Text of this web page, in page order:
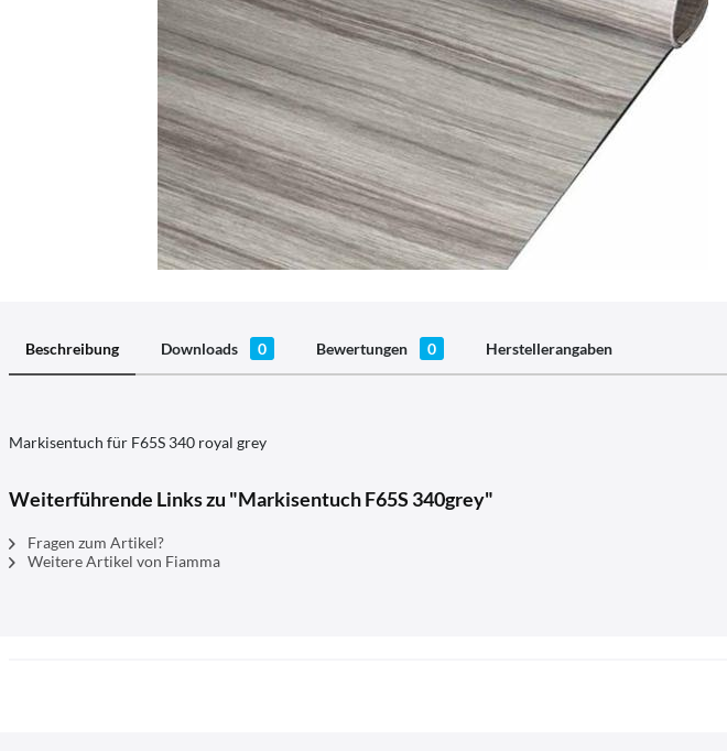
Beschreibung Downloads 0 Bewertungen 0 Herstellerangaben
Markisentuch für F65S 340 royal grey
Weiterführende Links zu "Markisentuch F65S 340grey"
Fragen zum Artikel?
Weitere Artikel von Fiamma